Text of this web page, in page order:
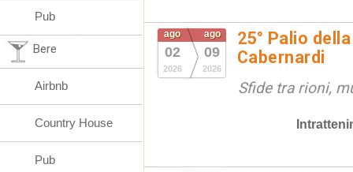
ago
02
2026
ago
09
2026
25° Palio
Cabernardi
Sfide tra rioni,
Pub
Bere
Airbnb
Country House
Pub